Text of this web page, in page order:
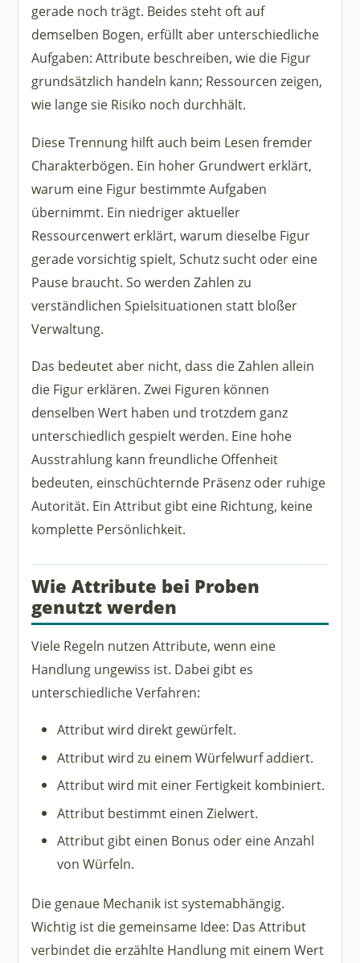
gerade noch trägt. Beides steht oft auf
demselben Bogen, erfüllt aber unterschiedliche
Aufgaben: Attribute beschreiben, wie die Figur
grundsätzlich handeln kann; Ressourcen zeigen,
wie lange sie Risiko noch durchhält.
Diese Trennung hilft auch beim Lesen fremder
Charakterbögen. Ein hoher Grundwert erklärt,
warum eine Figur bestimmte Aufgaben
übernimmt. Ein niedriger aktueller
Ressourcenwert erklärt, warum dieselbe Figur
gerade vorsichtig spielt, Schutz sucht oder eine
Pause braucht. So werden Zahlen zu
verständlichen Spielsituationen statt bloßer
Verwaltung.
Das bedeutet aber nicht, dass die Zahlen allein
die Figur erklären. Zwei Figuren können
denselben Wert haben und trotzdem ganz
unterschiedlich gespielt werden. Eine hohe
Ausstrahlung kann freundliche Offenheit
bedeuten, einschüchternde Präsenz oder ruhige
Autorität. Ein Attribut gibt eine Richtung, keine
komplette Persönlichkeit.
Wie Attribute bei Proben
genutzt werden
Viele Regeln nutzen Attribute, wenn eine
Handlung ungewiss ist. Dabei gibt es
unterschiedliche Verfahren:
Attribut wird direkt gewürfelt.
Attribut wird zu einem Würfelwurf addiert.
Attribut wird mit einer Fertigkeit kombiniert.
Attribut bestimmt einen Zielwert.
Attribut gibt einen Bonus oder eine Anzahl
von Würfeln.
Die genaue Mechanik ist systemabhängig.
Wichtig ist die gemeinsame Idee: Das Attribut
verbindet die erzählte Handlung mit einem Wert